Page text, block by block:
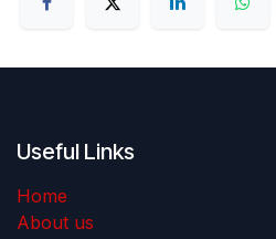
Useful Links
Home
About us